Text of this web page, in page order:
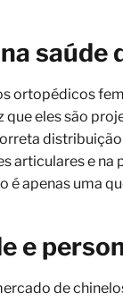
saúde
ortopédicos
que eles são
articulares e
é apenas uma
e
de